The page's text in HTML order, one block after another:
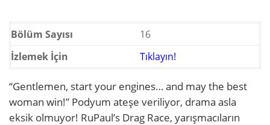
Bölüm Sayısı
16
İzlemek İçin
Tıklayın!
“Gentlemen, start your engines… and may the best
woman win!” Podyum ateşe veriliyor, drama asla
eksik olmuyor! RuPaul’s Drag Race, yarışmacıların